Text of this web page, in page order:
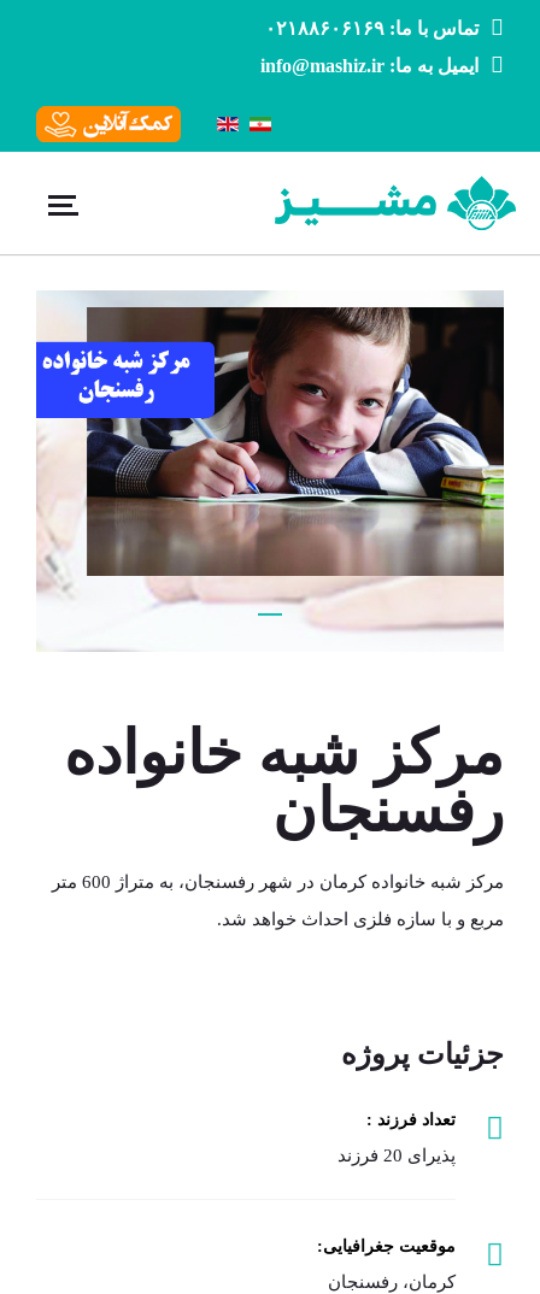
تماس با ما: ۰۲۱۸۸۶۰۶۱۶۹
ایمیل به ما: info@mashiz.ir
مرکز شبه خانواده
رفسنجان
مرکز شبه خانواده کرمان در شهر رفسنجان، به متراژ 600 متر
مربع و با سازه فلزی احداث خواهد شد.
جزئیات پروژه
تعداد فرزند :
پذیرای 20 فرزند
موقعیت جغرافیایی:
کرمان، رفسنجان